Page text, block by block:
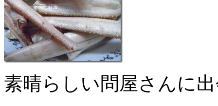
素晴らしい問屋さんに